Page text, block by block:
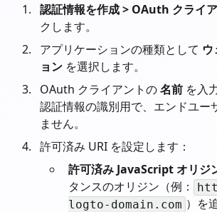
認証情報を作成 > OAuth クライ
クします。
アプリケーションの種類として
ョン を選択します。
OAuth クライアントの名前 を入
認証情報の識別用で、エンドユー
ません。
許可済み URI を設定します：
許可済み JavaScript オリジ
タンスのオリジン（例：
logto-domain.com ）を